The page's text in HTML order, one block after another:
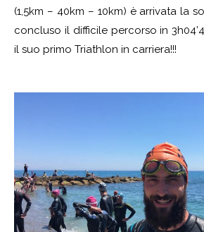
(1,5km – 40km – 10km) è arrivata la
concluso il difficile percorso in
il suo primo Triathlon in carriera!!!